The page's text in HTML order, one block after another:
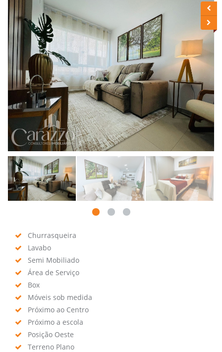
Churrasqueira
Lavabo
Semi Mobiliado
Área de Serviço
Box
Móveis sob medida
Próximo ao Centro
Próximo a escola
Posição Oeste
Terreno Plano